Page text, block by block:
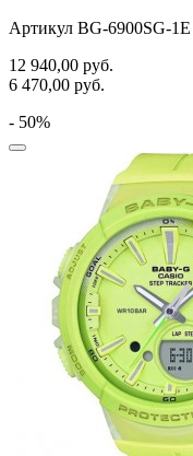
Артикул BG-6900SG-1E
12 940,00 руб.
6 470,00 руб.
- 50%